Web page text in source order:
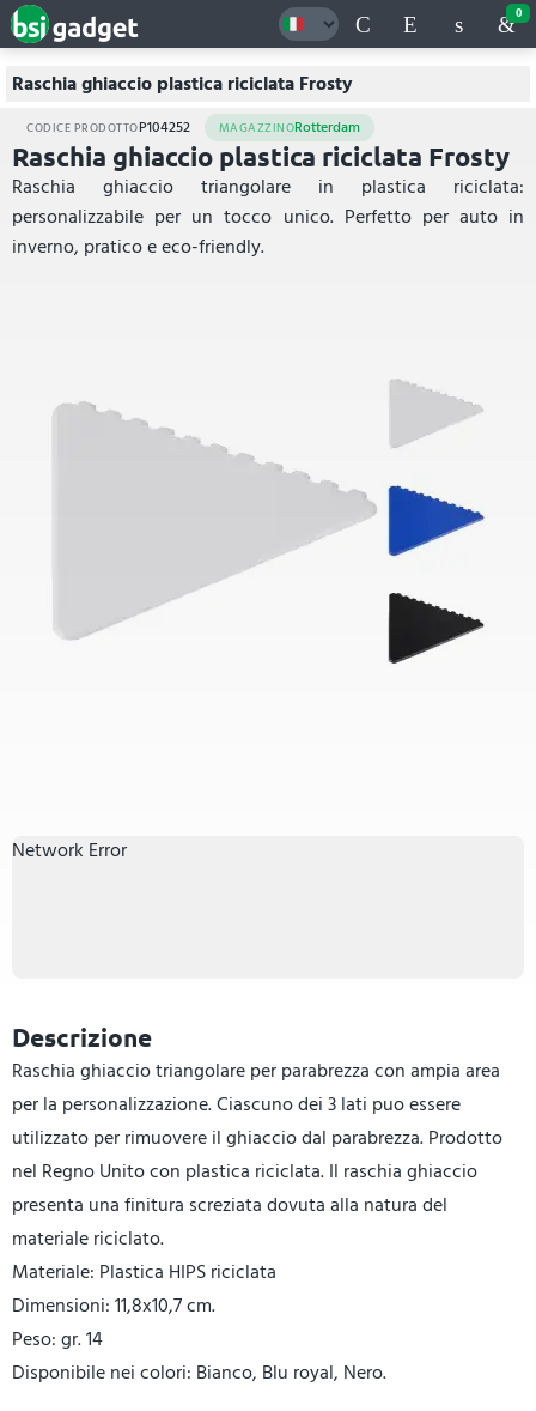
0
Raschia ghiaccio plastica riciclata Frosty
CODICE PRODOTTOP104252 MAGAZZINORotterdam
Raschia ghiaccio plastica riciclata Frosty
Raschia ghiaccio triangolare in plastica riciclata:
personalizzabile per un tocco unico. Perfetto per auto in
inverno, pratico e eco-friendly.
Network Error
Descrizione
Raschia ghiaccio triangolare per parabrezza con ampia area
per la personalizzazione. Ciascuno dei 3 lati puo essere
utilizzato per rimuovere il ghiaccio dal parabrezza. Prodotto
nel Regno Unito con plastica riciclata. Il raschia ghiaccio
presenta una finitura screziata dovuta alla natura del
materiale riciclato.
Materiale: Plastica HIPS riciclata
Dimensioni: 11,8x10,7 cm.
Peso: gr. 14
Disponibile nei colori: Bianco, Blu royal, Nero.